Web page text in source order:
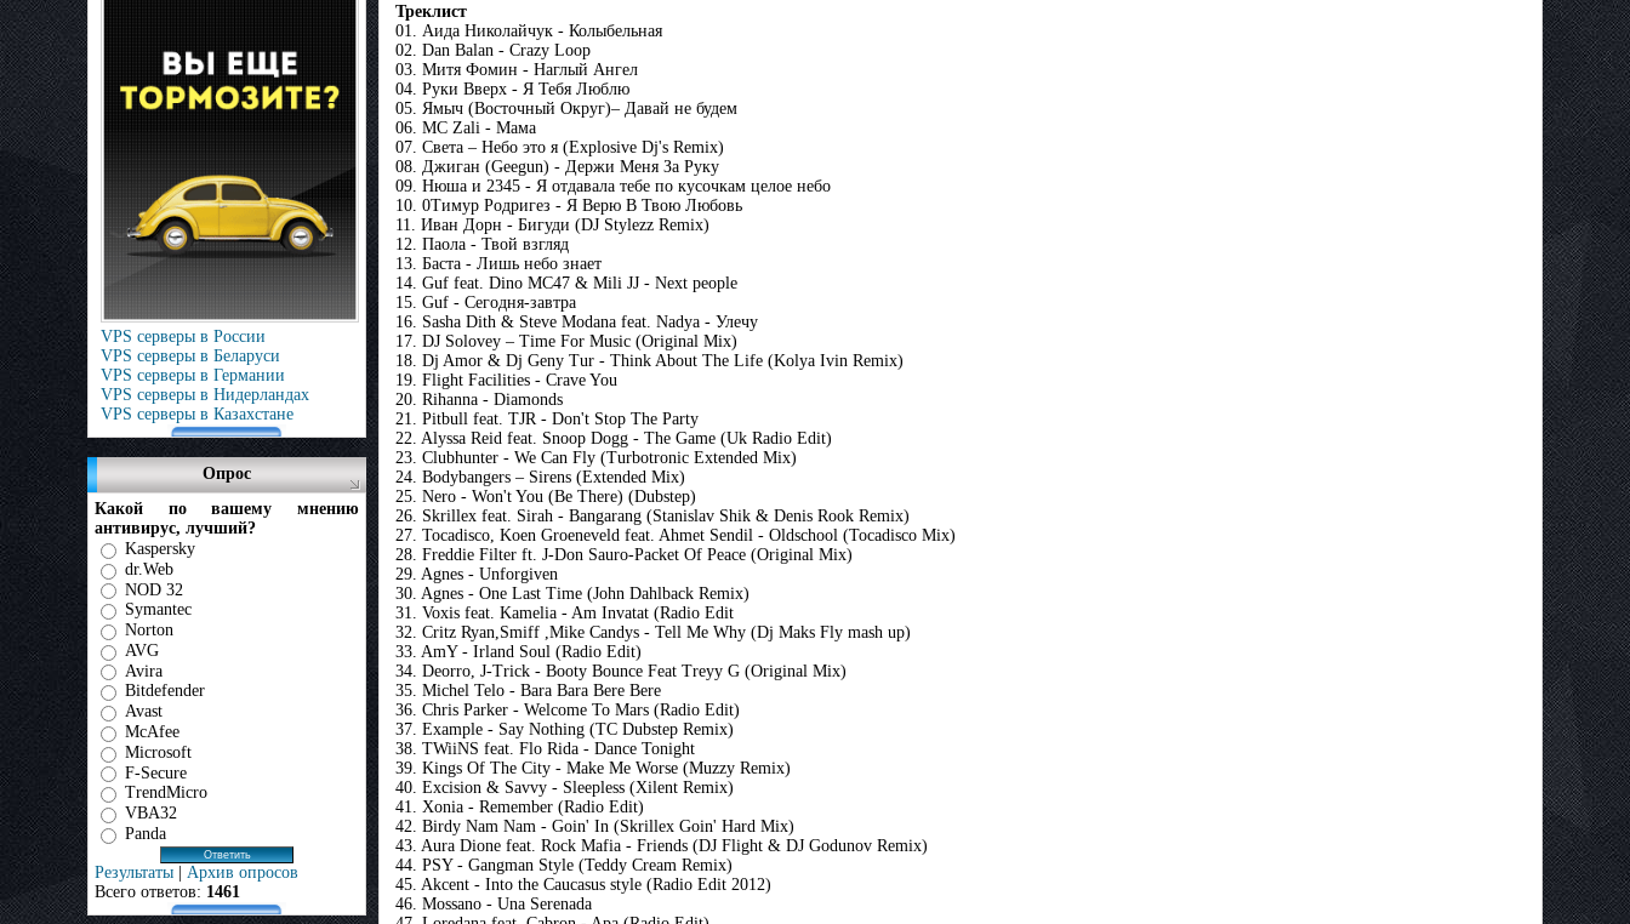
VPS серверы в России
VPS серверы в Беларуси
VPS серверы в Германии
VPS серверы в Нидерландах
VPS серверы в Казахстане
Опрос
Какой по вашему мнению
антивирус, лучший?
Kaspersky
dr.Web
NOD 32
Symantec
Norton
AVG
Avira
Bitdefender
Avast
McAfee
Microsoft
F-Secure
TrendMicro
VBA32
Panda
Результаты | Архив опросов
Всего ответов: 1461
Треклист
01. Аида Николайчук - Колыбельная
02. Dan Balan - Crazy Loop
03. Митя Фомин - Наглый Ангел
04. Руки Вверх - Я Тебя Люблю
05. Ямыч (Восточный Округ)– Давай не будем
06. MC Zali - Мама
07. Света – Небо это я (Explosive Dj's Remix)
08. Джиган (Geegun) - Держи Меня За Руку
09. Нюша и 2345 - Я отдавала тебе по кусочкам целое небо
10. 0Тимур Родригез - Я Верю В Твою Любовь
11. Иван Дорн - Бигуди (DJ Stylezz Remix)
12. Паола - Твой взгляд
13. Баста - Лишь небо знает
14. Guf feat. Dino MC47 & Mili JJ - Next people
15. Guf - Сегодня-завтра
16. Sasha Dith & Steve Modana feat. Nadya - Улечу
17. DJ Solovey – Time For Music (Original Mix)
18. Dj Amor & Dj Geny Tur - Think About The Life (Kolya Ivin Remix)
19. Flight Facilities - Crave You
20. Rihanna - Diamonds
21. Pitbull feat. TJR - Don't Stop The Party
22. Alyssa Reid feat. Snoop Dogg - The Game (Uk Radio Edit)
23. Clubhunter - We Can Fly (Turbotronic Extended Mix)
24. Bodybangers – Sirens (Extended Mix)
25. Nero - Won't You (Be There) (Dubstep)
26. Skrillex feat. Sirah - Bangarang (Stanislav Shik & Denis Rook Remix)
27. Tocadisco, Koen Groeneveld feat. Ahmet Sendil - Oldschool (Tocadisco Mix)
28. Freddie Filter ft. J-Don Sauro-Packet Of Peace (Original Mix)
29. Agnes - Unforgiven
30. Agnes - One Last Time (John Dahlback Remix)
31. Voxis feat. Kamelia - Am Invatat (Radio Edit
32. Critz Ryan,Smiff ,Mike Candys - Tell Me Why (Dj Maks Fly mash up)
33. AmY - Irland Soul (Radio Edit)
34. Deorro, J-Trick - Booty Bounce Feat Treyy G (Original Mix)
35. Michel Telo - Bara Bara Bere Bere
36. Chris Parker - Welcome To Mars (Radio Edit)
37. Example - Say Nothing (TC Dubstep Remix)
38. TWiiNS feat. Flo Rida - Dance Tonight
39. Kings Of The City - Make Me Worse (Muzzy Remix)
40. Excision & Savvy - Sleepless (Xilent Remix)
41. Xonia - Remember (Radio Edit)
42. Birdy Nam Nam - Goin' In (Skrillex Goin' Hard Mix)
43. Aura Dione feat. Rock Mafia - Friends (DJ Flight & DJ Godunov Remix)
44. PSY - Gangman Style (Teddy Cream Remix)
45. Akcent - Into the Caucasus style (Radio Edit 2012)
46. Mossano - Una Serenada